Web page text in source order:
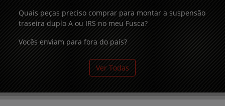
Quais peças preciso comprar para montar a suspensão
traseira duplo A ou IRS no meu Fusca?
Vocês enviam para fora do país?
Ver Todas